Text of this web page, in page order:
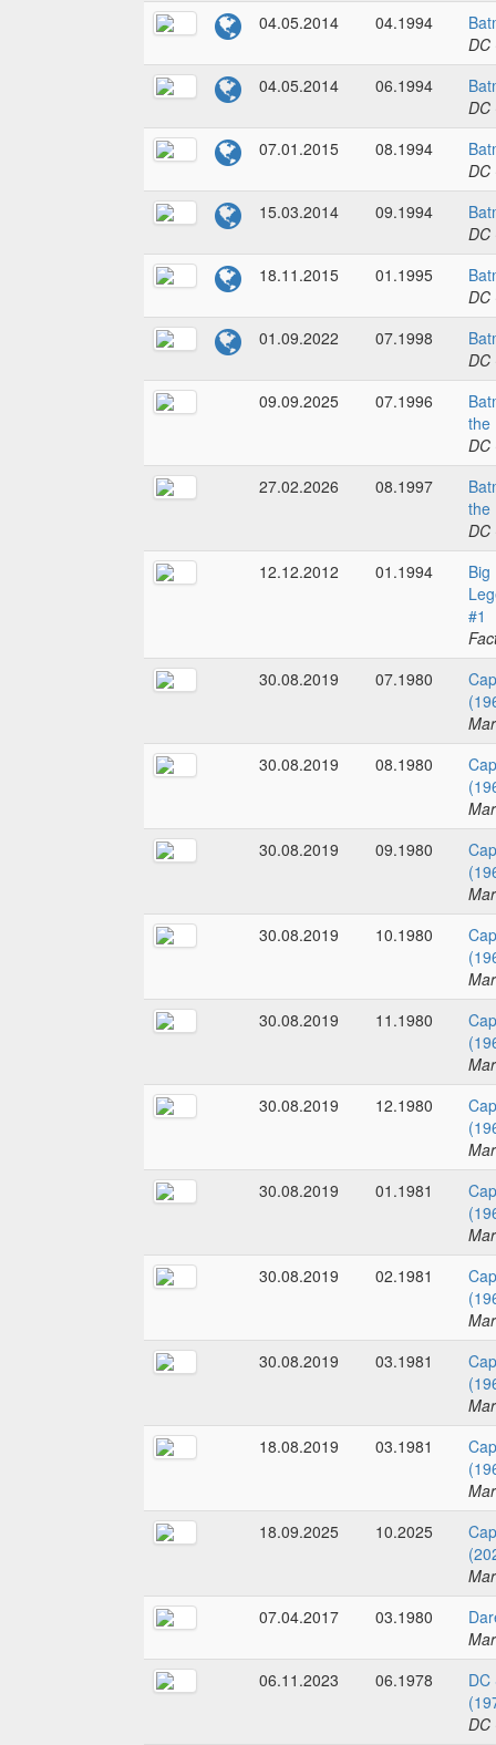
04.05.2014 04.1994
DC
04.05.2014
06.1994
DC
07.01.2015
08.1994
DC
15.03.2014
09.1994
DC
18.11.2015
01.1995
DC
01.09.2022
07.1998
DC
09.09.2025
07.1996
the
DC
27.02.2026
08.1997
the
DC
12.12.2012
01.1994
Big
#1
30.08.2019
07.1980
30.08.2019
08.1980
30.08.2019
09.1980
30.08.2019
10.1980
30.08.2019
11.1980
30.08.2019
12.1980
30.08.2019
01.1981
30.08.2019
02.1981
30.08.2019
03.1981
18.08.2019
03.1981
18.09.2025
10.2025
07.04.2017
03.1980
06.11.2023
06.1978
DC
DC